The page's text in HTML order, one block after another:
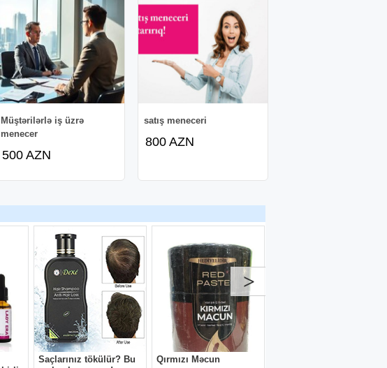
Müştərilərlə iş üzrə
menecer
500 AZN
satış meneceri
800 AZN